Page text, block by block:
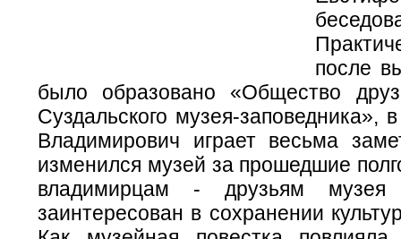
после
было образовано «Общество
Суздальского музея-заповедника»,
Владимирович играет весьма
изменился музей за прошедшие
владимирцам - друзьям
заинтересован в сохранении